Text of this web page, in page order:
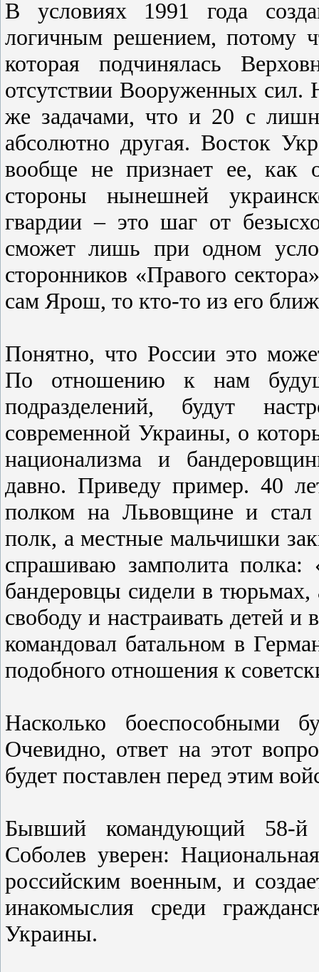
В условиях 1991 года
логичным решением, потому
которая подчинялась
отсутствии Вооруженных сил.
же задачами, что и 20 с
абсолютно другая. Восток
вообще не признает ее, как
стороны нынешней
гвардии – это шаг от
сможет лишь при одном
сторонников «Правого
сам Ярош, то кто-то из его
Понятно, что России это
По отношению к нам
подразделений, будут
современной Украины, о
национализма и
давно. Приведу пример. 40
полком на Львовщине и
полк, а местные мальчишки
спрашиваю замполита
бандеровцы сидели в тюрьмах,
свободу и настраивать детей
командовал батальном в
подобного отношения к
Насколько боеспособными
Очевидно, ответ на этот
будет поставлен перед этим
Бывший командующий 58-й
Соболев уверен:
российским военным, и
инакомыслия среди
Украины.